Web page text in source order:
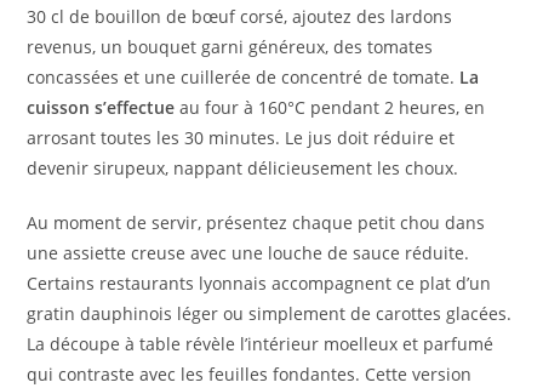
30 cl de bouillon de bœuf corsé, ajoutez des lardons
revenus, un bouquet garni généreux, des tomates
concassées et une cuillerée de concentré de tomate. La
cuisson s’effectue au four à 160°C pendant 2 heures, en
arrosant toutes les 30 minutes. Le jus doit réduire et
devenir sirupeux, nappant délicieusement les choux.
Au moment de servir, présentez chaque petit chou dans
une assiette creuse avec une louche de sauce réduite.
Certains restaurants lyonnais accompagnent ce plat d’un
gratin dauphinois léger ou simplement de carottes glacées.
La découpe à table révèle l’intérieur moelleux et parfumé
qui contraste avec les feuilles fondantes. Cette version